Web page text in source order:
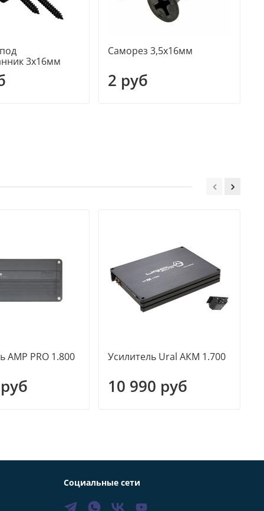
3х16мм
Саморез 3,5х16мм
2 руб
AMP PRO 1.800 Усилитель Ural АКM 1.700
10 990 руб
Социальные сети